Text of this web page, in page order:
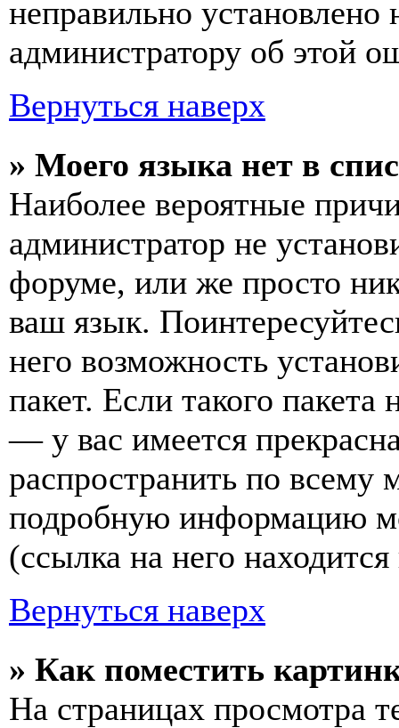
неправильно
администратору об этой
Вернуться наверх
» Моего языка нет в
Наиболее вероятные
администратор не
форуме, или же просто
ваш язык.
него возможность
пакет. Если такого пакета
— у вас имеется
распространить по
подробную информацию
(ссылка на него
Вернуться наверх
» Как поместить
На страницах просмотра